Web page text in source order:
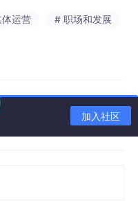
间，全部用来写“我自己的
、我当时什么心情。结果
特信息更丰富了。读者看完
，效率和质量都上去了。
AI做风格判断（结果AI不
运营
# 职场和发展
加入社区